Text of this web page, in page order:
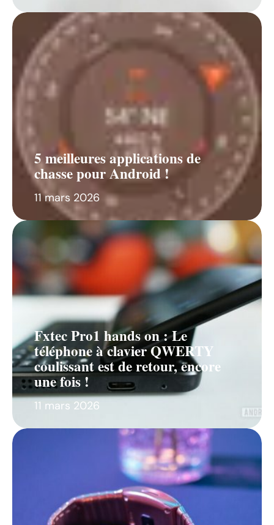
5 meilleures applications de
chasse pour Android !
11 mars 2026
Fxtec Pro1 hands on : Le
téléphone à clavier QWERTY
coulissant est de retour, encore
une fois !
11 mars 2026